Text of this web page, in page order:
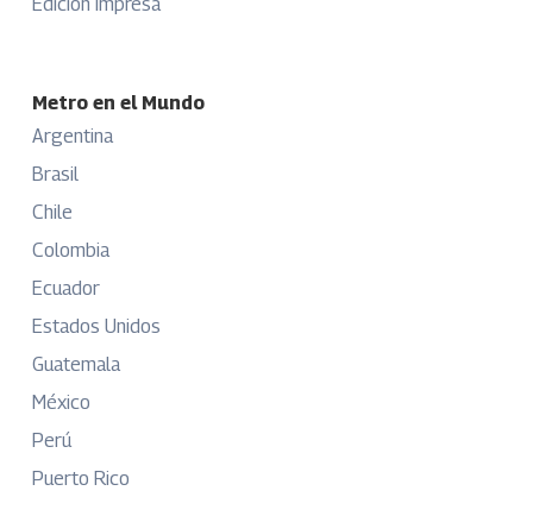
Metro en el Mundo
Argentina
Brasil
Chile
Colombia
Ecuador
Estados Unidos
Guatemala
México
Perú
Puerto Rico